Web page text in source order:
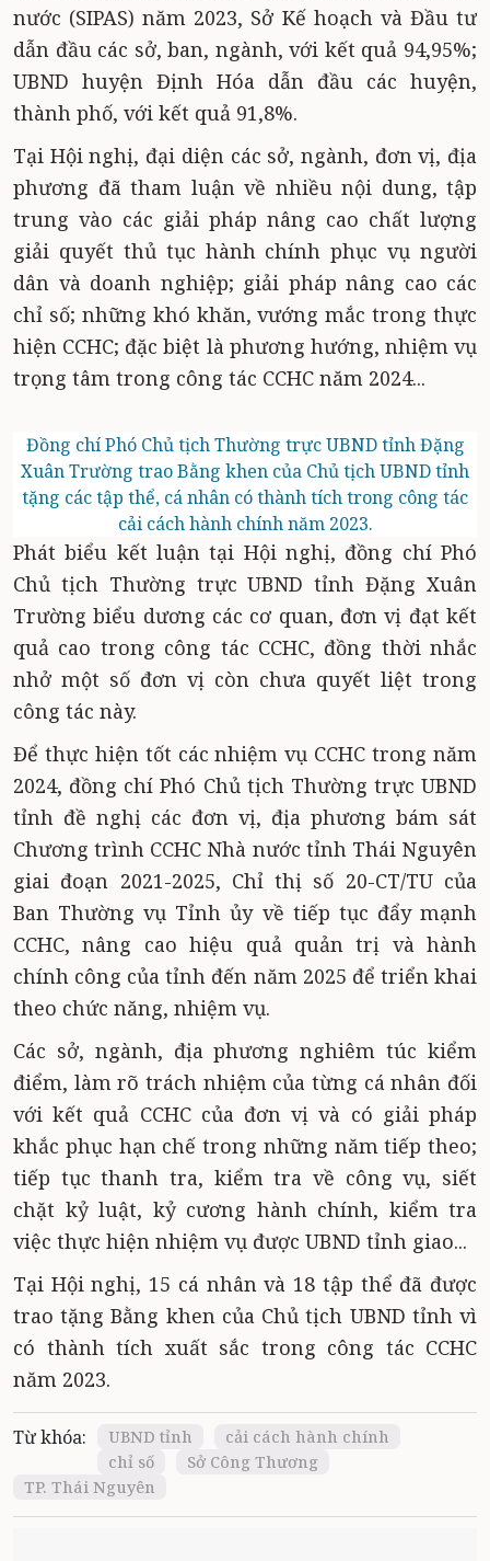
nước (SIPAS) năm 2023, Sở Kế hoạch và Đầu tư
dẫn đầu các sở, ban, ngành, với kết quả 94,95%;
UBND huyện Định Hóa dẫn đầu các huyện,
thành phố, với kết quả 91,8%.
Tại Hội nghị, đại diện các sở, ngành, đơn vị, địa
phương đã tham luận về nhiều nội dung, tập
trung vào các giải pháp nâng cao chất lượng
giải quyết thủ tục hành chính phục vụ người
dân và doanh nghiệp; giải pháp nâng cao các
chỉ số; những khó khăn, vướng mắc trong thực
hiện CCHC; đặc biệt là phương hướng, nhiệm vụ
trọng tâm trong công tác CCHC năm 2024...
Đồng chí Phó Chủ tịch Thường trực UBND tỉnh Đặng
Xuân Trường trao Bằng khen của Chủ tịch UBND tỉnh
tặng các tập thể, cá nhân có thành tích trong công tác
cải cách hành chính năm 2023.
Phát biểu kết luận tại Hội nghị, đồng chí Phó
Chủ tịch Thường trực UBND tỉnh Đặng Xuân
Trường biểu dương các cơ quan, đơn vị đạt kết
quả cao trong công tác CCHC, đồng thời nhắc
nhở một số đơn vị còn chưa quyết liệt trong
công tác này.
Để thực hiện tốt các nhiệm vụ CCHC trong năm
2024, đồng chí Phó Chủ tịch Thường trực UBND
tỉnh đề nghị các đơn vị, địa phương bám sát
Chương trình CCHC Nhà nước tỉnh Thái Nguyên
giai đoạn 2021-2025, Chỉ thị số 20-CT/TU của
Ban Thường vụ Tỉnh ủy về tiếp tục đẩy mạnh
CCHC, nâng cao hiệu quả quản trị và hành
chính công của tỉnh đến năm 2025 để triển khai
theo chức năng, nhiệm vụ.
Các sở, ngành, địa phương nghiêm túc kiểm
điểm, làm rõ trách nhiệm của từng cá nhân đối
với kết quả CCHC của đơn vị và có giải pháp
khắc phục hạn chế trong những năm tiếp theo;
tiếp tục thanh tra, kiểm tra về công vụ, siết
chặt kỷ luật, kỷ cương hành chính, kiểm tra
việc thực hiện nhiệm vụ được UBND tỉnh giao...
Tại Hội nghị, 15 cá nhân và 18 tập thể đã được
trao tặng Bằng khen của Chủ tịch UBND tỉnh vì
có thành tích xuất sắc trong công tác CCHC
năm 2023.
Từ khóa: UBND tỉnh
cải cách hành chính
chỉ số
Sở Công Thương
TP. Thái Nguyên